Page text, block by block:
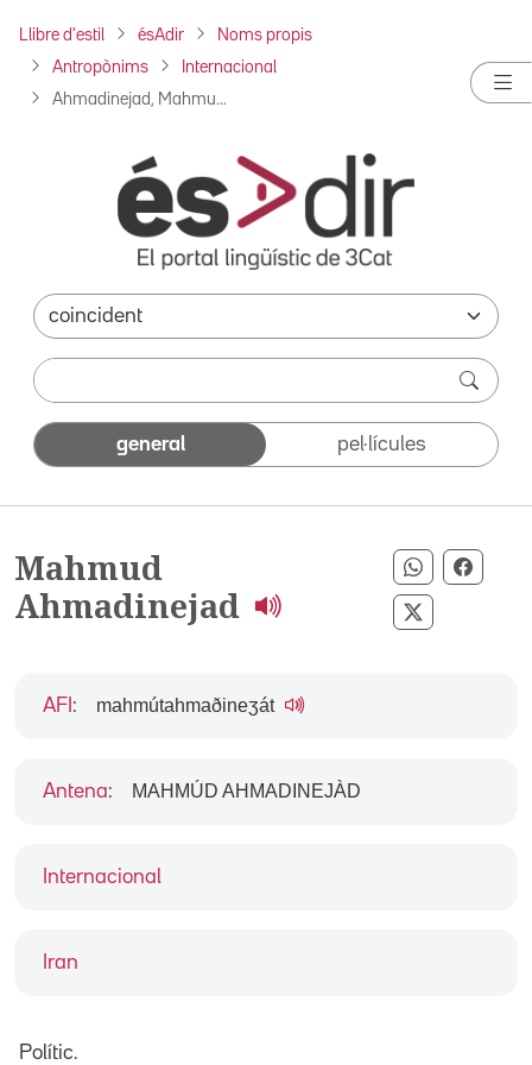
Llibre d'estil ésAdir Noms propis
Antropònims Internacional
Ahmadinejad, Mahmu...
general pel·lícules
Mahmud
Ahmadinejad
Compartir
Compartir
Internacional
Iran
AFI : mahmútahmaðineʒát
Antena: MAHMÚD AHMADINEJÀD
Polític.